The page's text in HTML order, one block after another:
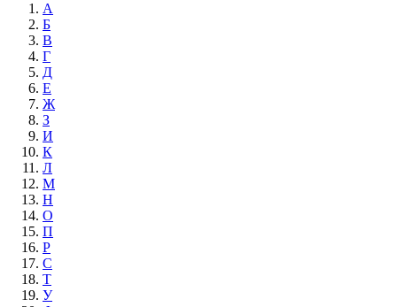
А
Б
В
Г
Д
Е
Ж
З
И
К
Л
М
Н
О
П
Р
С
Т
У